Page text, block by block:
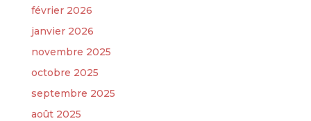
février 2026
janvier 2026
novembre 2025
octobre 2025
septembre 2025
août 2025